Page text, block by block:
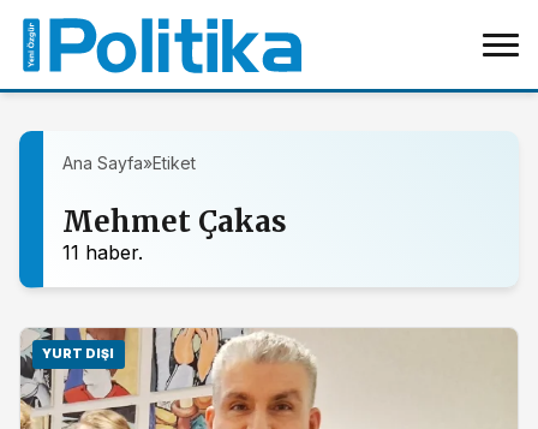
Ana Sayfa»Etiket
Mehmet Çakas
11 haber.
YURT DIŞI